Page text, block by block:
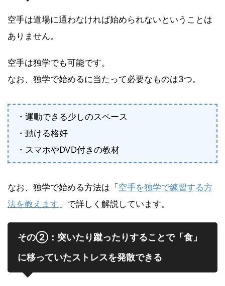
空手は道場に通わなければ始められないということは
ありません。
空手は独学でも可能です。
なお、独学で始めるに当たって必要なものは3つ。
・運動できる少しのスペース
・動ける格好
・スマホやDVD付きの教材
なお、独学で始める方法は「空手を独学で練習する方
法を教えます 」で詳しく解説しています。
その②：突いたり蹴ったりすることで「食」
に移っていたストレスを発散できる